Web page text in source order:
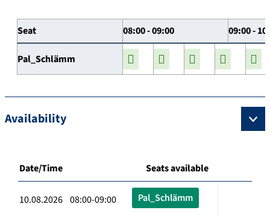
Seat 08:00 - 09:00 09:00 -
Pal_Schlämm
Availability
Date/Time Seats available
10.08.2026 08:00-09:00 Pal_Schlämm